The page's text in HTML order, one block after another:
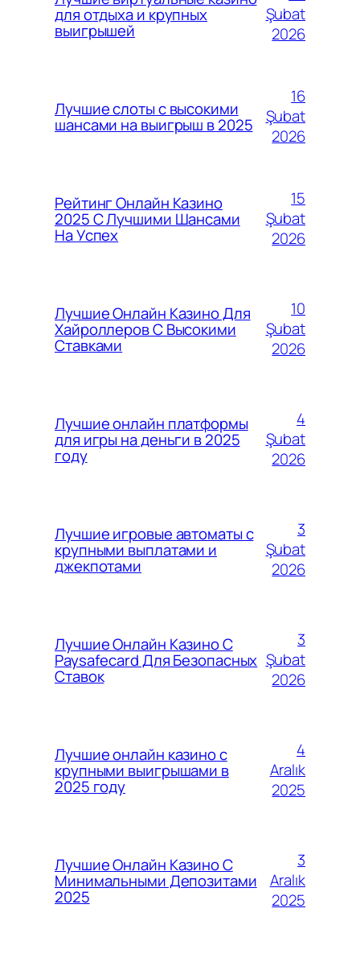
для отдыха и крупных
выигрышей
Şubat
2026
Лучшие слоты с высокими
шансами на выигрыш в 2025
16
Şubat
2026
Рейтинг Онлайн Казино
2025 С Лучшими Шансами
На Успех
15
Şubat
2026
Лучшие Онлайн Казино Для
Хайроллеров С Высокими
Ставками
10
Şubat
2026
Лучшие онлайн платформы
для игры на деньги в 2025
году
4
Şubat
2026
Лучшие игровые автоматы с
крупными выплатами и
джекпотами
3
Şubat
2026
Лучшие Онлайн Казино С
Paysafecard Для Безопасных
Ставок
3
Şubat
2026
Лучшие онлайн казино с
крупными выигрышами в
2025 году
4
Aralık
2025
Лучшие Онлайн Казино С
Минимальными Депозитами
2025
3
Aralık
2025